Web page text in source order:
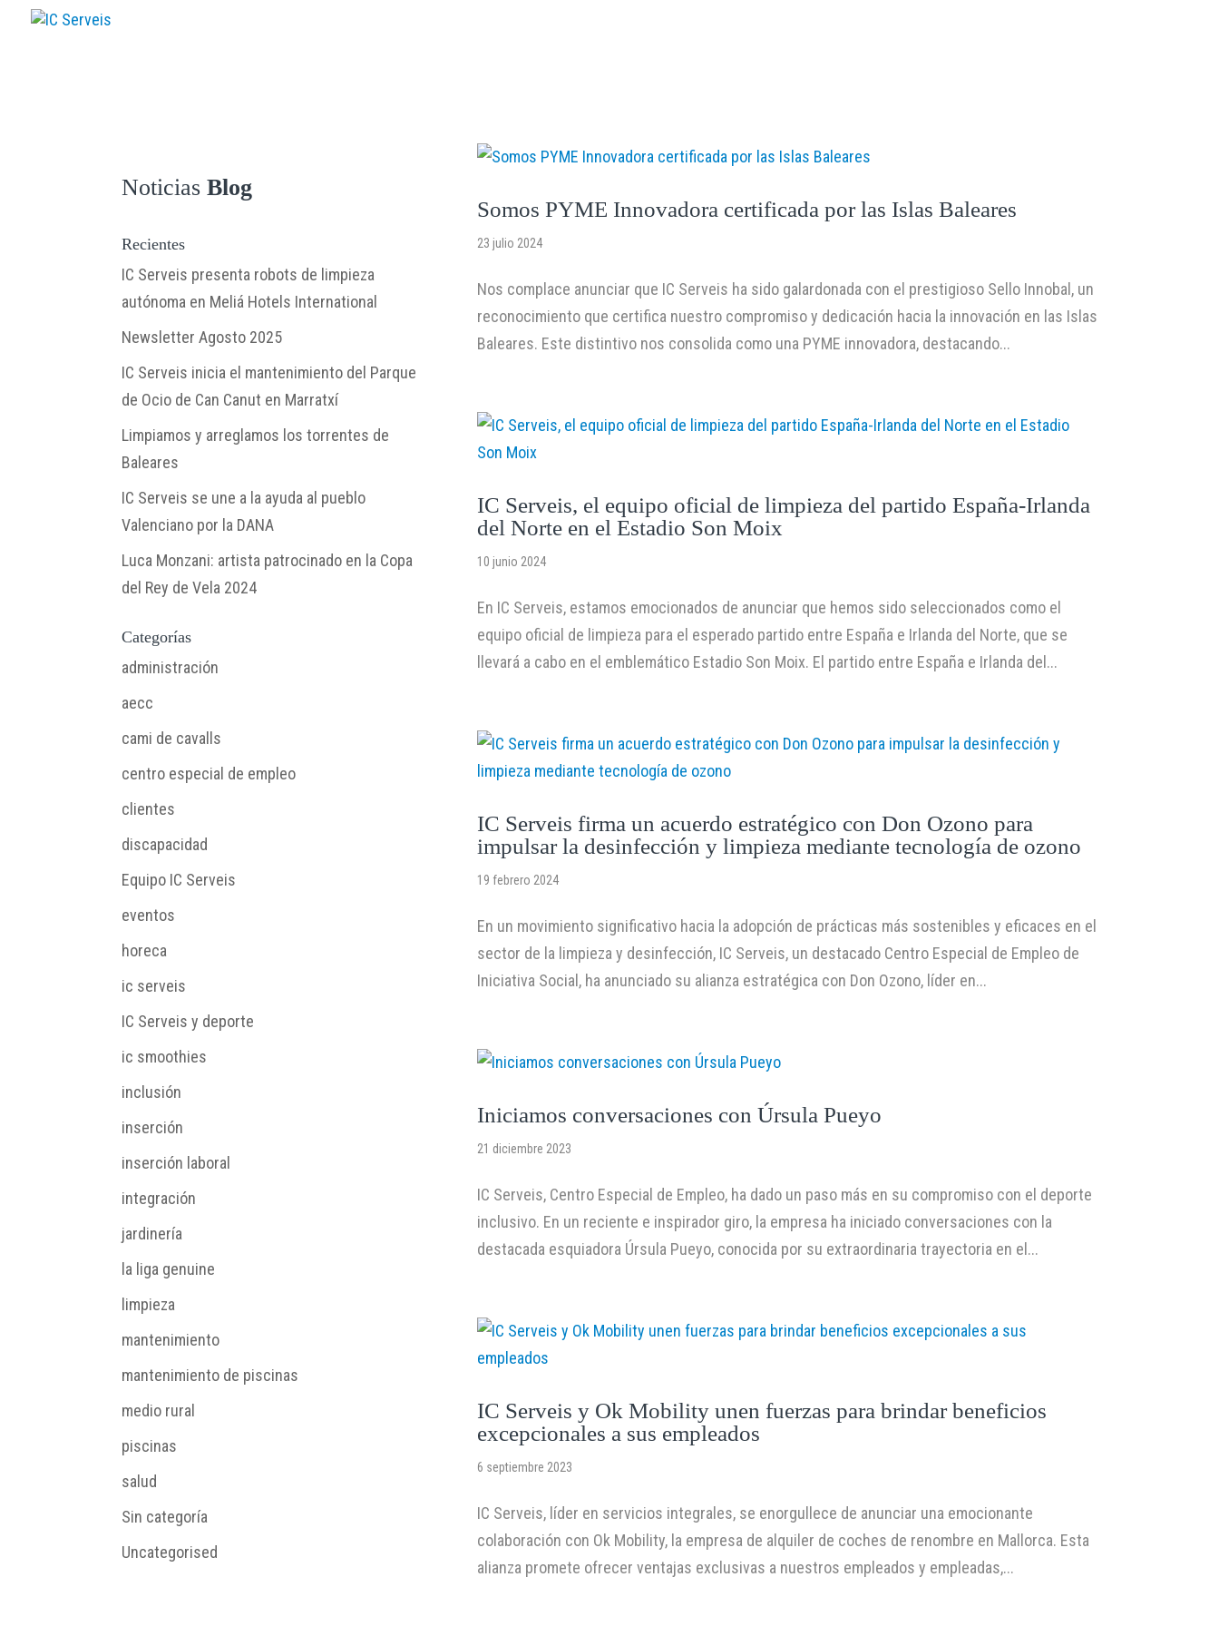
Somos PYME Innovadora certificada por las Islas Baleares
23 julio 2024
Nos complace anunciar que IC Serveis ha sido galardonada con el prestigioso Sello Innobal, un
reconocimiento que certifica nuestro compromiso y dedicación hacia la innovación en las Islas
Baleares. Este distintivo nos consolida como una PYME innovadora, destacando...
IC Serveis, el equipo oficial de limpieza del partido España-Irlanda
del Norte en el Estadio Son Moix
10 junio 2024
En IC Serveis, estamos emocionados de anunciar que hemos sido seleccionados como el
equipo oficial de limpieza para el esperado partido entre España e Irlanda del Norte, que se
llevará a cabo en el emblemático Estadio Son Moix. El partido entre España e Irlanda del...
IC Serveis firma un acuerdo estratégico con Don Ozono para
impulsar la desinfección y limpieza mediante tecnología de ozono
19 febrero 2024
En un movimiento significativo hacia la adopción de prácticas más sostenibles y eficaces en el
sector de la limpieza y desinfección, IC Serveis, un destacado Centro Especial de Empleo de
Iniciativa Social, ha anunciado su alianza estratégica con Don Ozono, líder en...
Iniciamos conversaciones con Úrsula Pueyo
21 diciembre 2023
IC Serveis, Centro Especial de Empleo, ha dado un paso más en su compromiso con el deporte
inclusivo. En un reciente e inspirador giro, la empresa ha iniciado conversaciones con la
destacada esquiadora Úrsula Pueyo, conocida por su extraordinaria trayectoria en el...
IC Serveis y Ok Mobility unen fuerzas para brindar beneficios
excepcionales a sus empleados
6 septiembre 2023
IC Serveis, líder en servicios integrales, se enorgullece de anunciar una emocionante
colaboración con Ok Mobility, la empresa de alquiler de coches de renombre en Mallorca. Esta
alianza promete ofrecer ventajas exclusivas a nuestros empleados y empleadas,...
NoticiasBlog
Recientes
IC Serveis presenta robots de limpieza
autónoma en Meliá Hotels International
Newsletter Agosto 2025
IC Serveis inicia el mantenimiento del Parque
de Ocio de Can Canut en Marratxí
Limpiamos y arreglamos los torrentes de
Baleares
IC Serveis se une a la ayuda al pueblo
Valenciano por la DANA
Luca Monzani: artista patrocinado en la Copa
del Rey de Vela 2024
Categorías
administración
aecc
cami de cavalls
centro especial de empleo
clientes
discapacidad
Equipo IC Serveis
eventos
horeca
ic serveis
IC Serveis y deporte
ic smoothies
inclusión
inserción
inserción laboral
integración
jardinería
la liga genuine
limpieza
mantenimiento
mantenimiento de piscinas
medio rural
piscinas
salud
Sin categoría
Uncategorised